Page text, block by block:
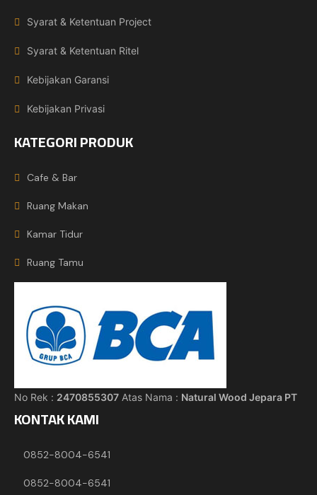
Syarat & Ketentuan Project
Syarat & Ketentuan Ritel
Kebijakan Garansi
Kebijakan Privasi
KATEGORI PRODUK
Cafe & Bar
Ruang Makan
Kamar Tidur
Ruang Tamu
No Rek : 2470855307 Atas Nama : Natural Wood Jepara PT
KONTAK KAMI
0852-8004-6541
0852-8004-6541